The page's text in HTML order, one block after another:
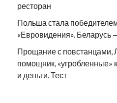
ресторан
Польша стала
«Евровидения». Беларусь
Прощание с повстанцами,
помощник, «угробленные»
и деньги. Тест